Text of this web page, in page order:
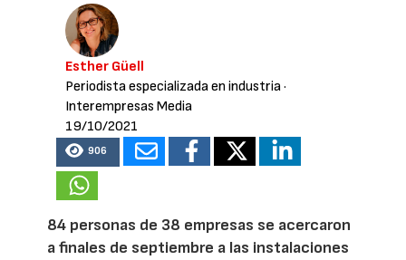
Esther Güell
Periodista especializada en industria·
Interempresas Media
19/10/2021
906
84 personas de 38 empresas se acercaron
a finales de septiembre a las instalaciones